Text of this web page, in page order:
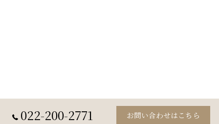
022-200-2771 お問い合わせはこちら